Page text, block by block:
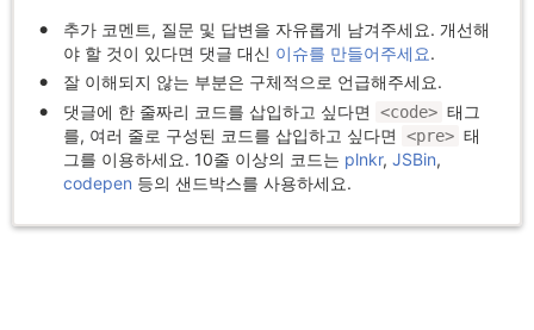
추가 코멘트, 질문 및 답변을 자유롭게 남겨주세요. 개선해
야 할 것이 있다면 댓글 대신 이슈를 만들어주세요.
잘 이해되지 않는 부분은 구체적으로 언급해주세요.
댓글에 한 줄짜리 코드를 삽입하고 싶다면
<code> 태그
를, 여러 줄로 구성된 코드를 삽입하고 싶다면
<pre> 태
그를 이용하세요. 10줄 이상의 코드는 plnkr, JSBin,
codepen 등의 샌드박스를 사용하세요.